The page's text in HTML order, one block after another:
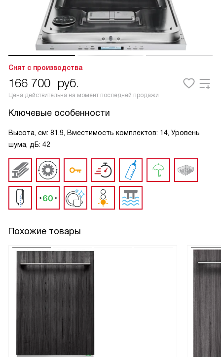
Снят с производства
166 700 руб.
Цена действительна на момент последней продажи
Ключевые особенности
Высота, см: 81.9, Вместимость комплектов: 14, Уровень
шума, дБ: 42
Похожие товары